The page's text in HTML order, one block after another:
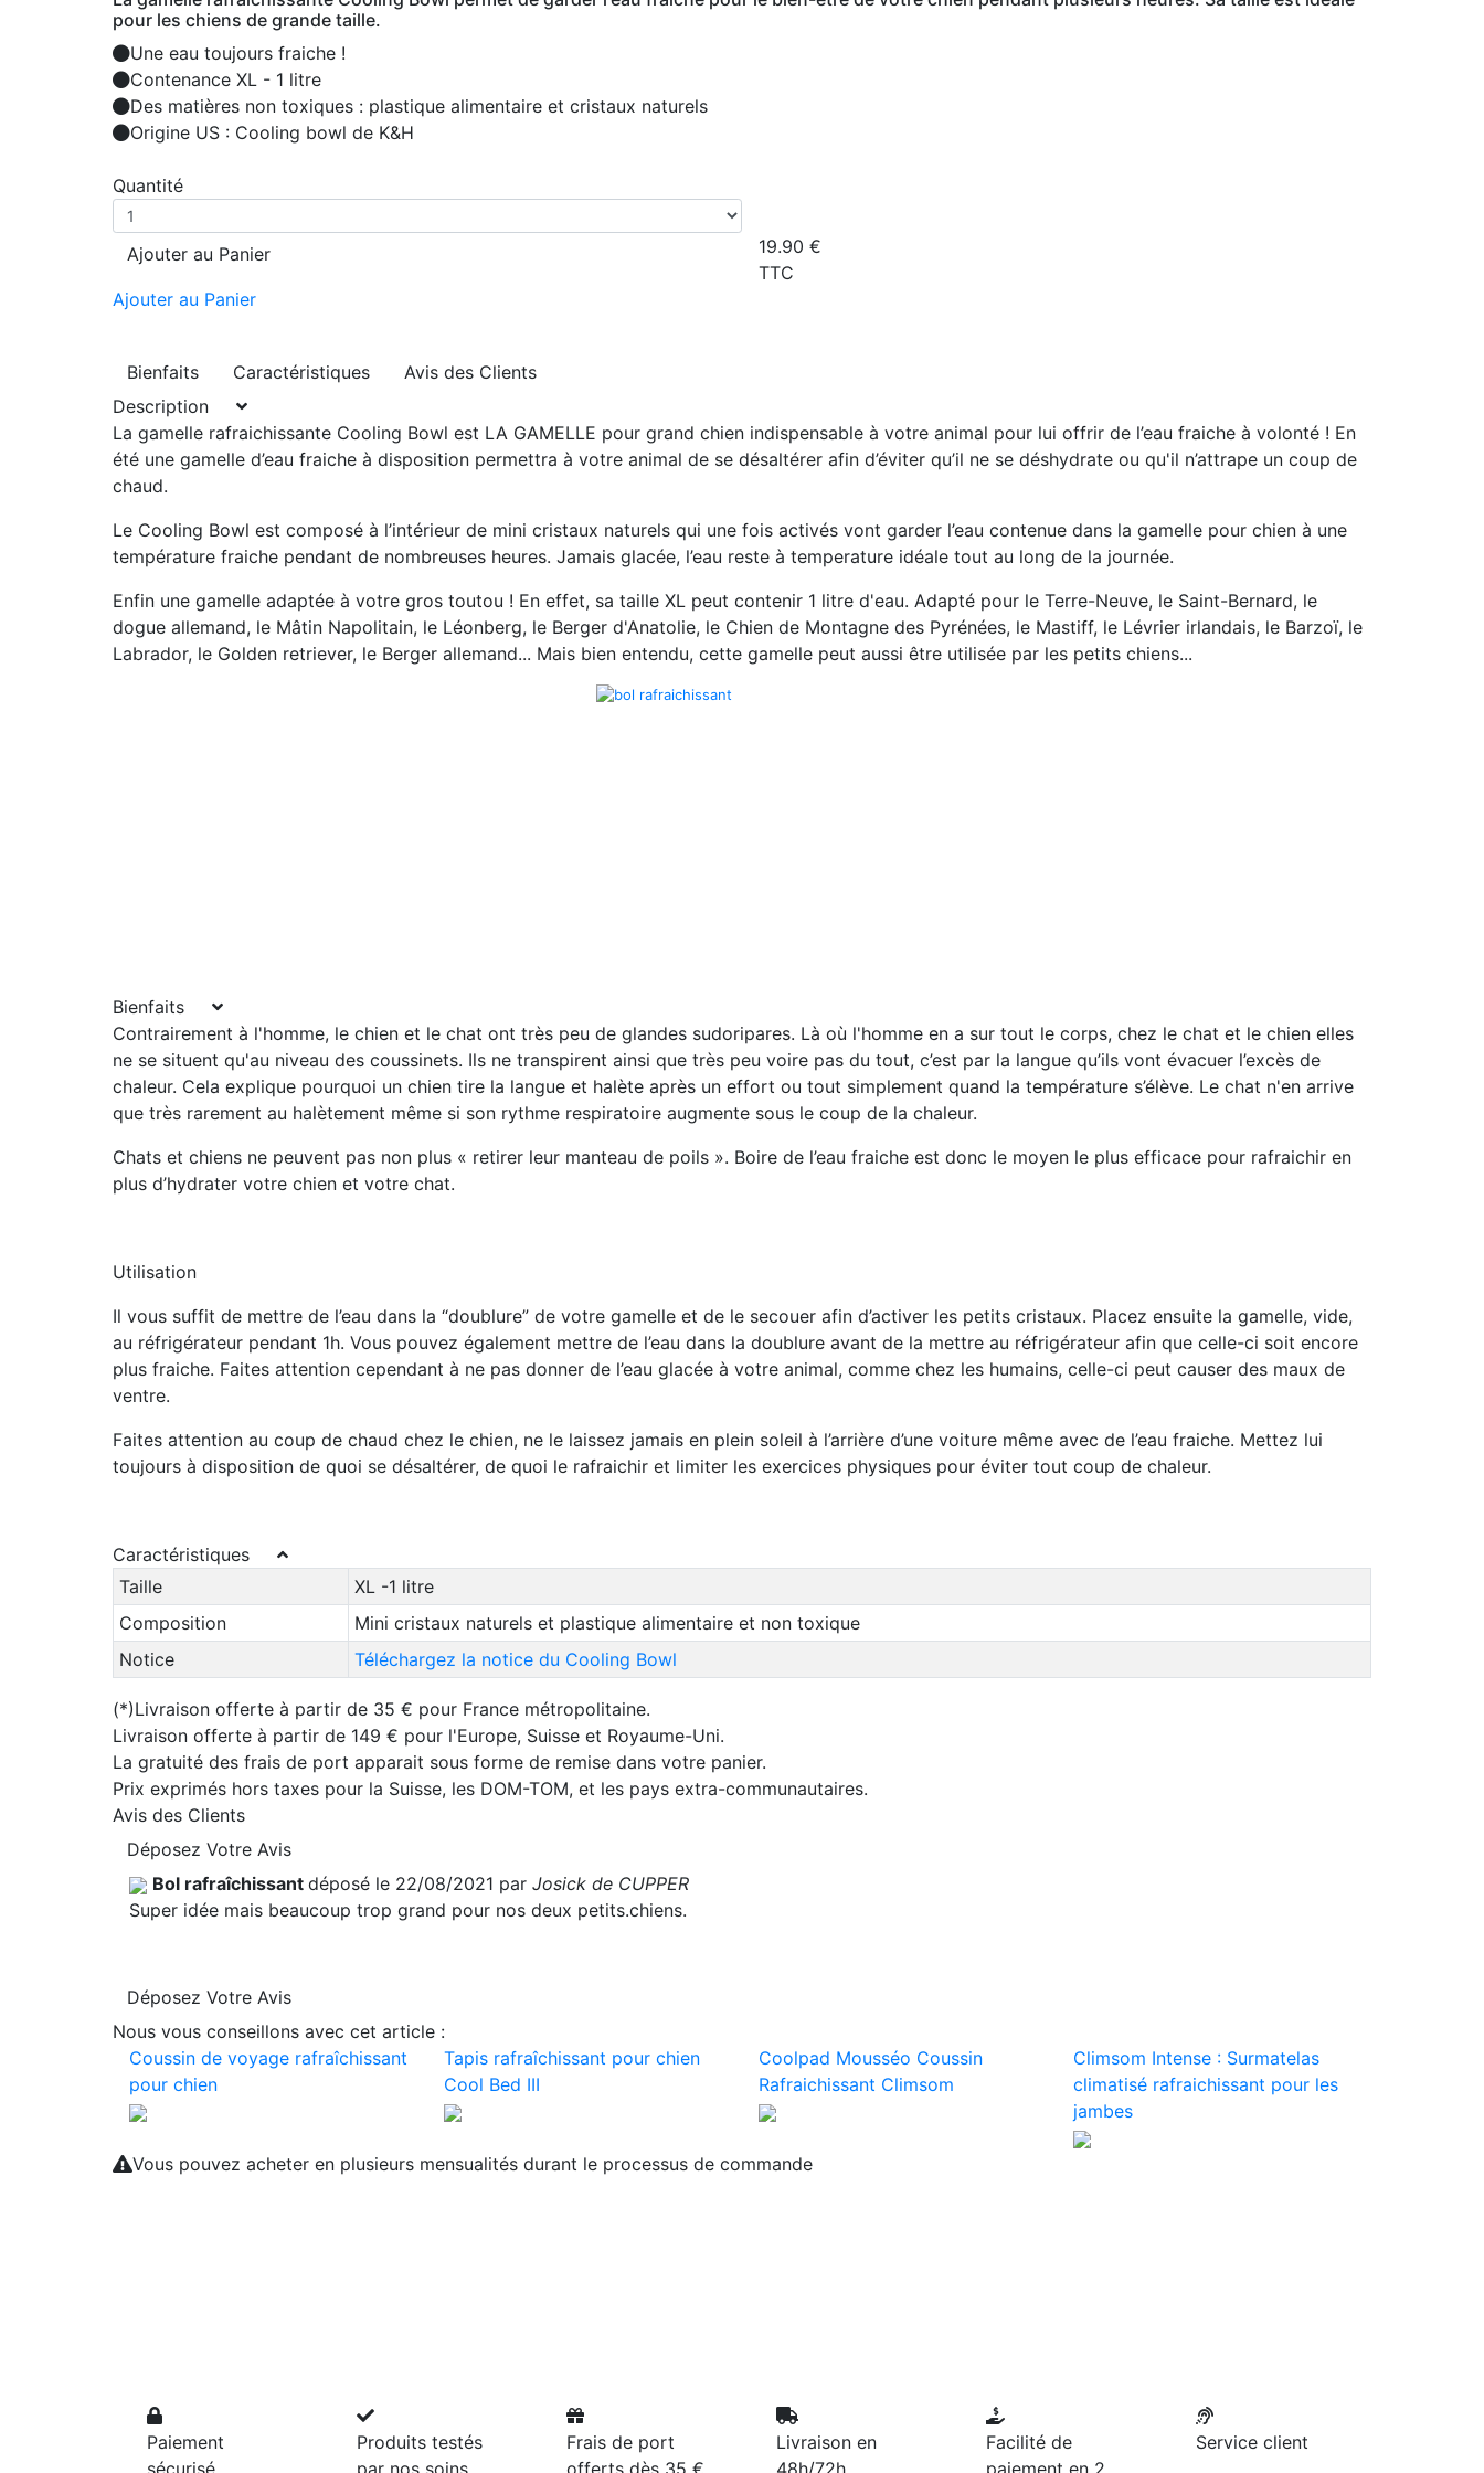
pour les chiens de grande taille.
Une eau toujours fraiche !
Contenance XL - 1 litre
Des matières non toxiques : plastique alimentaire et cristaux naturels
Origine US : Cooling bowl de K&H
Quantité
Ajouter au Panier
Ajouter au Panier
19.90 €
TTC
Bienfaits Caractéristiques
Avis des Clients
Description
La gamelle rafraichissante Cooling Bowl est LA GAMELLE pour grand chien indispensable à votre animal pour lui offrir de l’eau fraiche à volonté ! En
été une gamelle d’eau fraiche à disposition permettra à votre animal de se désaltérer afin d’éviter qu’il ne se déshydrate ou qu'il n’attrape un coup de
chaud.
Le Cooling Bowl est composé à l’intérieur de mini cristaux naturels qui une fois activés vont garder l’eau contenue dans la gamelle pour chien à une
température fraiche pendant de nombreuses heures. Jamais glacée, l’eau reste à temperature idéale tout au long de la journée.
Enfin une gamelle adaptée à votre gros toutou ! En effet, sa taille XL peut contenir 1 litre d'eau. Adapté pour le Terre-Neuve, le Saint-Bernard, le
dogue allemand, le Mâtin Napolitain, le Léonberg, le Berger d'Anatolie, le Chien de Montagne des Pyrénées, le Mastiff, le Lévrier irlandais, le Barzoï, le
Labrador, le Golden retriever, le Berger allemand... Mais bien entendu, cette gamelle peut aussi être utilisée par les petits chiens...
Bienfaits
Contrairement à l'homme, le chien et le chat ont très peu de glandes sudoripares. Là où l'homme en a sur tout le corps, chez le chat et le chien elles
ne se situent qu'au niveau des coussinets. Ils ne transpirent ainsi que très peu voire pas du tout, c’est par la langue qu’ils vont évacuer l’excès de
chaleur. Cela explique pourquoi un chien tire la langue et halète après un effort ou tout simplement quand la température s’élève. Le chat n'en arrive
que très rarement au halètement même si son rythme respiratoire augmente sous le coup de la chaleur.
Chats et chiens ne peuvent pas non plus « retirer leur manteau de poils ». Boire de l’eau fraiche est donc le moyen le plus efficace pour rafraichir en
plus d’hydrater votre chien et votre chat.
Utilisation
Il vous suffit de mettre de l’eau dans la “doublure” de votre gamelle et de le secouer afin d’activer les petits cristaux. Placez ensuite la gamelle, vide,
au réfrigérateur pendant 1h. Vous pouvez également mettre de l’eau dans la doublure avant de la mettre au réfrigérateur afin que celle-ci soit encore
plus fraiche. Faites attention cependant à ne pas donner de l’eau glacée à votre animal, comme chez les humains, celle-ci peut causer des maux de
ventre.
Faites attention au coup de chaud chez le chien, ne le laissez jamais en plein soleil à l’arrière d’une voiture même avec de l’eau fraiche. Mettez lui
toujours à disposition de quoi se désaltérer, de quoi le rafraichir et limiter les exercices physiques pour éviter tout coup de chaleur.
Caractéristiques
Taille
XL -1 litre
Composition
Mini cristaux naturels et plastique alimentaire et non toxique
Notice
Téléchargez la notice du Cooling Bowl
(*)Livraison offerte à partir de 35 € pour France métropolitaine.
Livraison offerte à partir de 149 € pour l'Europe, Suisse et Royaume-Uni.
La gratuité des frais de port apparait sous forme de remise dans votre panier.
Prix exprimés hors taxes pour la Suisse, les DOM-TOM, et les pays extra-communautaires.
Avis des Clients
Déposez Votre Avis
Bol rafraîchissant déposé le 22/08/2021 par Josick de CUPPER
Super idée mais beaucoup trop grand pour nos deux petits.chiens.
Déposez Votre Avis
Nous vous conseillons avec cet article :
Coussin de voyage rafraîchissant
pour chien
Tapis rafraîchissant pour chien
Cool Bed III
Coolpad Mousséo Coussin
Rafraichissant Climsom
Climsom Intense : Surmatelas
climatisé rafraichissant pour les
jambes
Vous pouvez acheter en plusieurs mensualités durant le processus de commande
Paiement
sécurisé
Produits testés
par nos soins
Frais de port
offerts dès 35 €
Livraison en
48h/72h
Facilité de
paiement en 2,
Service client